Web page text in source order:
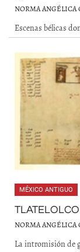
NORMA ANGÉLICA
Escenas bélicas
MÉXICO ANTIGUO
NORMA ANGÉLICA
La intromisión de